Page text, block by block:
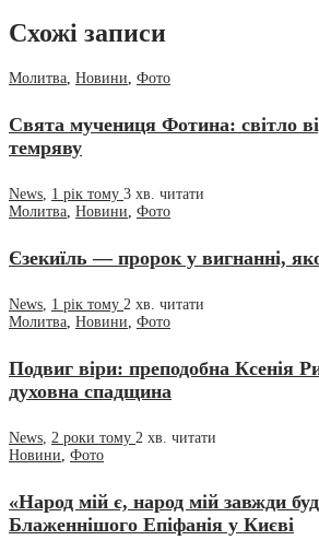
Схожі записи
Молитва, Новини, Фото
Свята мучениця Фотина: світло
темряву
News, 1 рік тому 3 хв. читати
Молитва, Новини, Фото
Єзекиїль — пророк у вигнанні,
News, 1 рік тому 2 хв. читати
Молитва, Новини, Фото
Подвиг віри: преподобна Ксенія
духовна спадщина
News, 2 роки тому 2 хв. читати
Новини, Фото
«Народ мій є, народ мій завжди
Блаженнішого Епіфанія у Києві